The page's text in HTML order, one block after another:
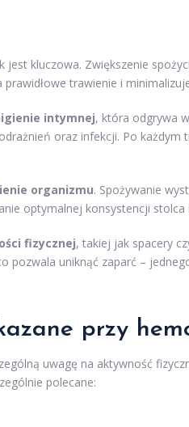
jest kluczowa. Zwiększenie
trawienie i
intymnej, która odgrywa
oraz infekcji. Po każdym
organizmu. Spożywanie
optymalnej konsystencji stolca
fizycznej, takiej jak spacery
pozwala uniknąć zaparć –
przy
uwagę na aktywność
polecane: